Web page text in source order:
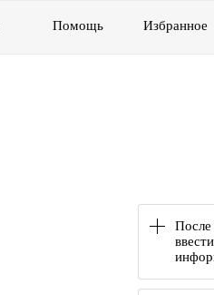
Помощь Избранное
После